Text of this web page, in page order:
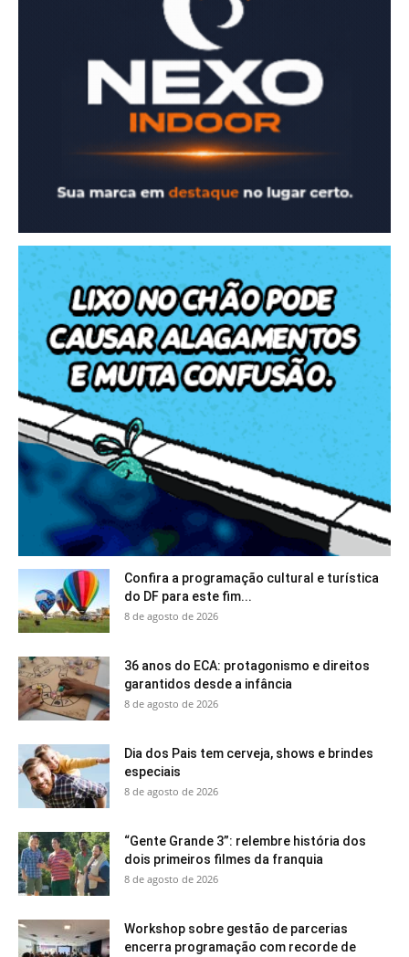
Confira a programação cultural e turística
do DF para este fim...
8 de agosto de 2026
36 anos do ECA: protagonismo e direitos
garantidos desde a infância
8 de agosto de 2026
Dia dos Pais tem cerveja, shows e brindes
especiais
8 de agosto de 2026
“Gente Grande 3”: relembre história dos
dois primeiros filmes da franquia
8 de agosto de 2026
Workshop sobre gestão de parcerias
encerra programação com recorde de